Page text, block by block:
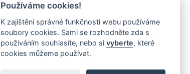
Používáme cookies!
K zajištění správné funkčnosti webu používáme
soubory cookies. Sami se rozhodněte zda s
používáním souhlasíte, nebo si vyberte, které
cookies můžeme používat.